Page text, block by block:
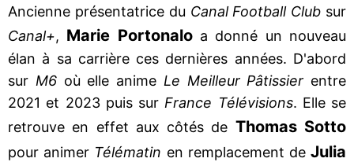
Ancienne présentatrice du Canal Football Club sur
Canal+, Marie Portonaloa donné un nouveau
élan à sa carrière ces dernières années. D'abord
sur M6 où elle anime Le Meilleur Pâtissier entre
2021 et 2023 puis sur France Télévisions. Elle se
retrouve en effet aux côtés de Thomas Sotto
pour animer Télématin en remplacement deJulia